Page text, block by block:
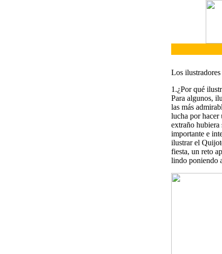
Los
1.¿Por qué
Para algunos,
las más
lucha por hacer
extraño
importante e
ilustrar el
fiesta, un reto
lindo poniendo